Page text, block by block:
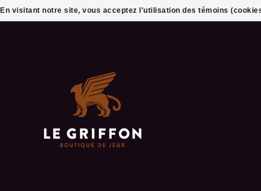
En visitant notre site, vous acceptez l'utilisation des témoins